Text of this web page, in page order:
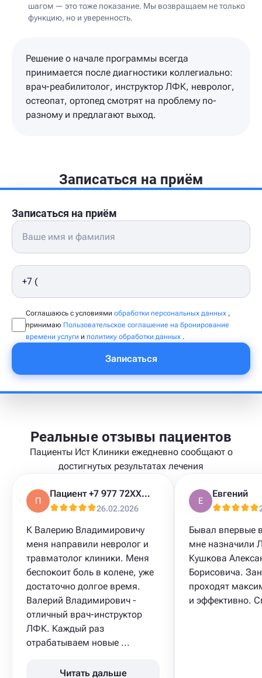
шагом — это тоже показание. Мы возвращаем не только
функцию, но и уверенность.
Решение о начале программы всегда
принимается после диагностики коллегиально:
врач-реабилитолог, инструктор ЛФК, невролог,
остеопат, ортопед смотрят на проблему по-
разному и предлагают выход.
Записаться на приём
Записаться на приём
Соглашаюсь с условиями обработки персональных данных ,
принимаю Пользовательское соглашение на бронирование
времени услуги и политику обработки данных .
Записаться
Реальные отзывы пациентов
Пациенты Ист Клиники ежедневно сообщают о
достигнутых результатах лечения
П
Пациент +7 977 72XXXXX
26.02.2026
К Валерию Владимировичу
меня направили невролог и
травматолог клиники. Меня
беспокоит боль в колене, уже
достаточно долгое время.
Валерий Владимирович -
отличный врач-инструктор
ЛФК. Каждый раз
отрабатываем новые ...
Читать дальше
Е
Евгений
Бывал впервые
мне назначили
Кушкова
Борисовича.
проходят
и эффективно.